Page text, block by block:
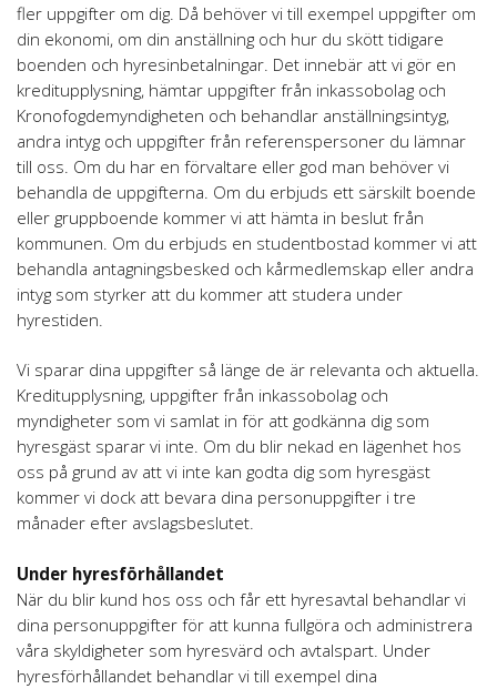
fler uppgifter om dig. Då behöver vi till exempel uppgifter om
din ekonomi, om din anställning och hur du skött tidigare
boenden och hyresinbetalningar. Det innebär att vi gör en
kreditupplysning, hämtar uppgifter från inkassobolag och
Kronofogdemyndigheten och behandlar anställningsintyg,
andra intyg och uppgifter från referenspersoner du lämnar
till oss. Om du har en förvaltare eller god man behöver vi
behandla de uppgifterna. Om du erbjuds ett särskilt boende
eller gruppboende kommer vi att hämta in beslut från
kommunen. Om du erbjuds en studentbostad kommer vi att
behandla antagningsbesked och kårmedlemskap eller andra
intyg som styrker att du kommer att studera under
hyrestiden.
Vi sparar dina uppgifter så länge de är relevanta och aktuella.
Kreditupplysning, uppgifter från inkassobolag och
myndigheter som vi samlat in för att godkänna dig som
hyresgäst sparar vi inte. Om du blir nekad en lägenhet hos
oss på grund av att vi inte kan godta dig som hyresgäst
kommer vi dock att bevara dina personuppgifter i tre
månader efter avslagsbeslutet.
Under hyresförhållandet
När du blir kund hos oss och får ett hyresavtal behandlar vi
dina personuppgifter för att kunna fullgöra och administrera
våra skyldigheter som hyresvärd och avtalspart. Under
hyresförhållandet behandlar vi till exempel dina